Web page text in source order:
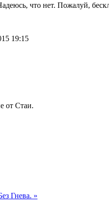
что нет. Пожалуй,
19:15
от Стаи.
Гнева. »